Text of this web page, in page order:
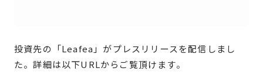
投資先の「Leafea 」 がプレスリリースを配信しまし
た。詳細は以下URLからご覧頂けます。